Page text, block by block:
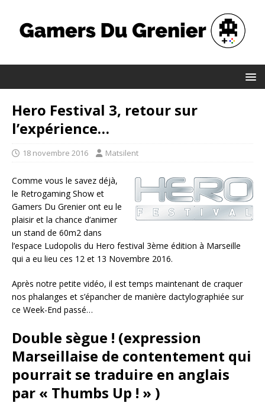
Hero Festival 3, retour sur
l’expérience…
18 novembre 2016 Matsilent
Comme vous le savez déjà,
le Retrogaming Show et
Gamers Du Grenier ont eu le
plaisir et la chance d’animer
un stand de 60m2 dans
l’espace Ludopolis du Hero festival 3ème édition à Marseille
qui a eu lieu ces 12 et 13 Novembre 2016.
Après notre petite vidéo, il est temps maintenant de craquer
nos phalanges et s’épancher de manière dactylographiée sur
ce Week-End passé…
Double sègue ! (expression
Marseillaise de contentement qui
pourrait se traduire en anglais
par « Thumbs Up ! » )